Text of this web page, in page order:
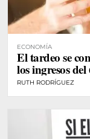
ECONOMÍA
El tardeo se
los ingresos
RUTH RODRÍGUEZ